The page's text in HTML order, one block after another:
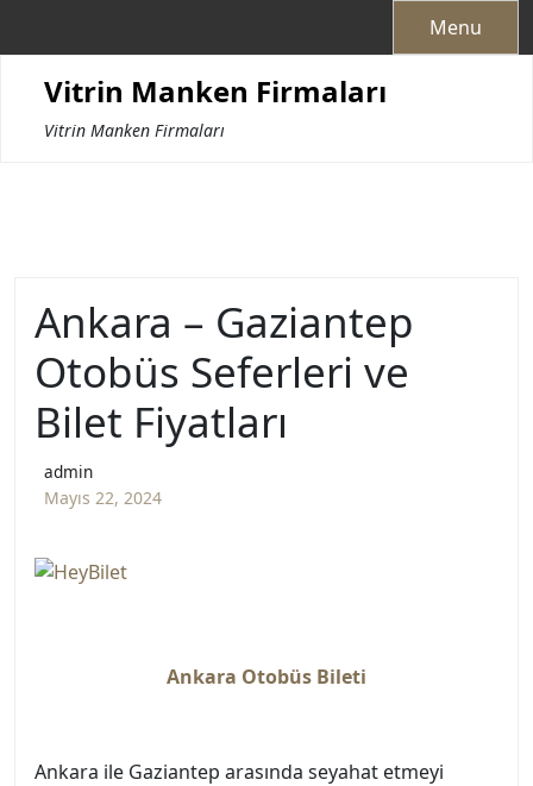
Menu
Vitrin Manken Firmaları
Vitrin Manken Firmaları
Ankara – Gaziantep
Otobüs Seferleri ve
Bilet Fiyatları
admin
Mayıs 22, 2024
Ankara Otobüs Bileti
Ankara ile Gaziantep arasında seyahat etmeyi